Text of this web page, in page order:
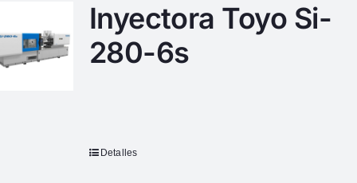
Inyectora Toyo Si-
280-6s
Detalles